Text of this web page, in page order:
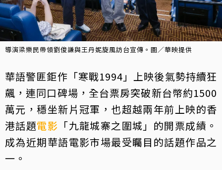
導演梁樂民帶領劉俊謙與王丹妮旋風訪台宣傳。圖／華映提供
華語警匪鉅作「寒戰1994」上映後氣勢持續狂
飆，連同口碑場，全台票房突破新台幣約1500
萬元，穩坐新片冠軍，也超越兩年前上映的香
港話題電影 「九龍城寨之圍城」的開票成績。
成為近期華語電影市場最受矚目的話題作品之
一。